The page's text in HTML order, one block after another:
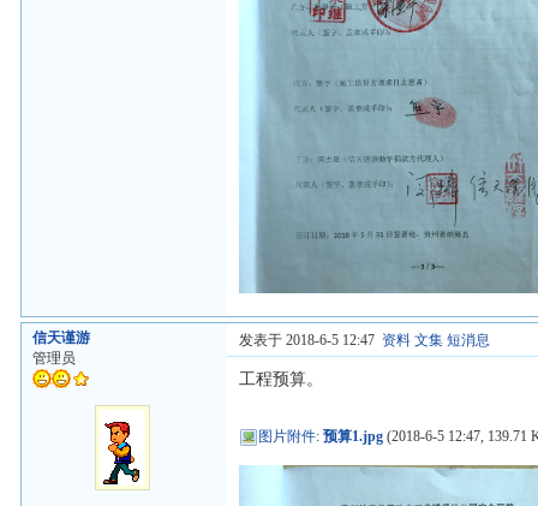
信天谨游
管理员
发表于 2018-6-5 12:47 资料 文集 短消息
工程预算。
图片附件:预算1.jpg (2018-6-5 12:47, 139.71